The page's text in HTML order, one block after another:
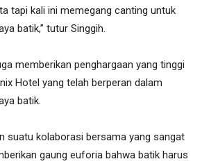
tapi kali ini memegang canting untuk
batik,” tutur Singgih.
memberikan penghargaan yang tinggi
Hotel yang telah berperan dalam
batik.
suatu kolaborasi bersama yang sangat
gaung euforia bahwa batik harus